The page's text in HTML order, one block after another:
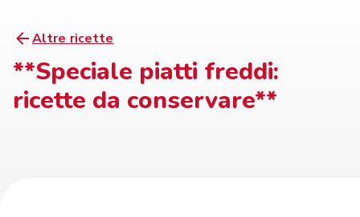
Altre ricette
**Speciale piatti freddi:
ricette da conservare**